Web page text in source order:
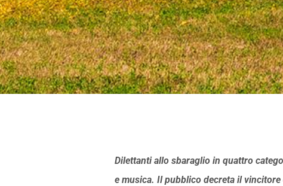
Dilettanti allo sbaraglio in quattro
e musica. Il pubblico decreta il vincitore